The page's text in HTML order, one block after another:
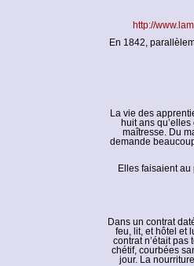
http://
En 1842,
La vie des
huit ans
maîtresse. Du
demande
Elles faisaient
Dans un contrat
feu, lit, et hôtel et
contrat n’était
chétif, courbées
jour. La